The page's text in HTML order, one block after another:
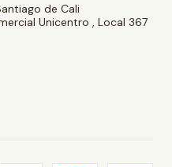
de Cali
Unicentro , Local 367